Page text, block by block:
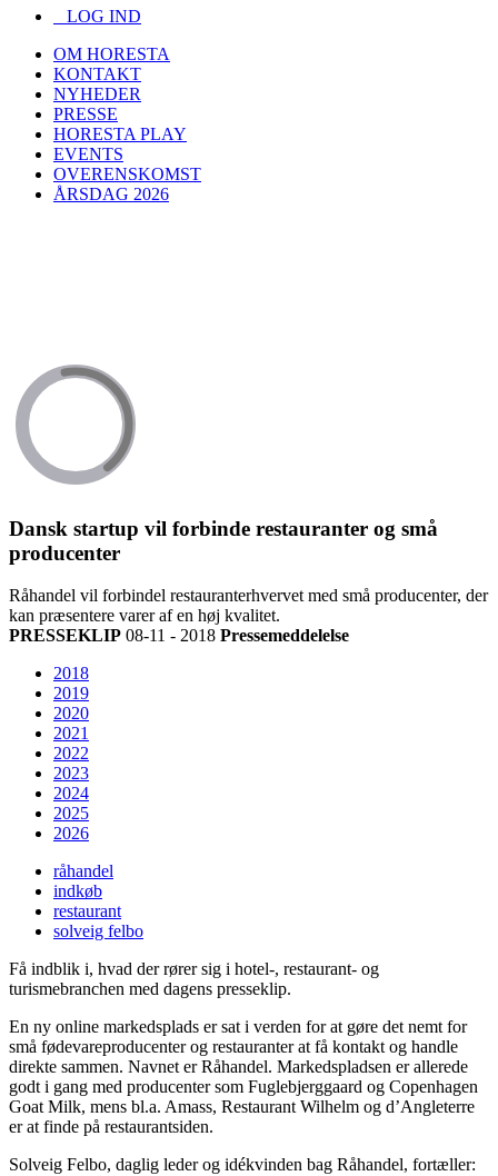
LOG IND
OM HORESTA
KONTAKT
NYHEDER
PRESSE
HORESTA PLAY
EVENTS
OVERENSKOMST
ÅRSDAG 2026
Dansk startup vil forbinde restauranter og små
producenter
Råhandel vil forbindel restauranterhvervet med små producenter, der
kan præsentere varer af en høj kvalitet.
PRESSEKLIP 08-11 - 2018 Pressemeddelelse
2018
2019
2020
2021
2022
2023
2024
2025
2026
råhandel
indkøb
restaurant
solveig felbo
Få indblik i, hvad der rører sig i hotel-, restaurant- og
turismebranchen med dagens presseklip.
En ny online markedsplads er sat i verden for at gøre det nemt for
små fødevareproducenter og restauranter at få kontakt og handle
direkte sammen. Navnet er Råhandel. Markedspladsen er allerede
godt i gang med producenter som Fuglebjerggaard og Copenhagen
Goat Milk, mens bl.a. Amass, Restaurant Wilhelm og d’Angleterre
er at finde på restaurantsiden.
Solveig Felbo, daglig leder og idékvinden bag Råhandel, fortæller: